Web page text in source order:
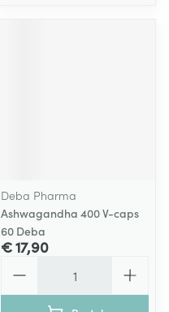
Deba Pharma
Ashwagandha 400 V-caps
60 Deba
€ 17,90